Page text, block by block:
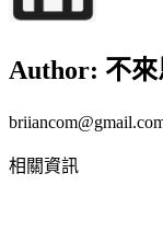
Author: 不
相關資訊